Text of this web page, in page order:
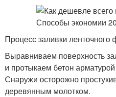
Процесс заливки ленточного
Выравниваем поверхность
и протыкаем бетон
Снаружи осторожно
деревянным молотком.